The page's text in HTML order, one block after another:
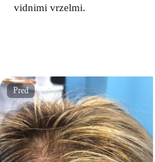
vidnimi vrzelmi.
Pred